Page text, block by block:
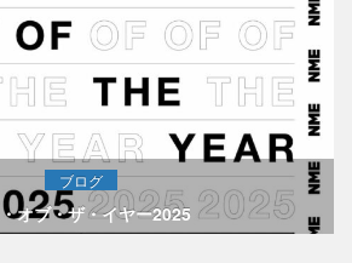
ブログ
オブ・ザ・イヤー2025